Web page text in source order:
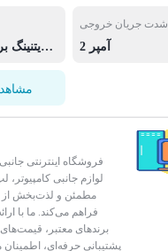
لایتنینگ به لایتنینگ برای شارژ و هندزفری
شدت جریان خروجی
2 آمپر
فروشگاه اینترنتی
لوازم جانبی کامپیوتر،
مطمئن و لذت‌بخش از
فراهم می‌کند. ما با
برندهای معتبر،
پشتیبانی حرفه‌ای،